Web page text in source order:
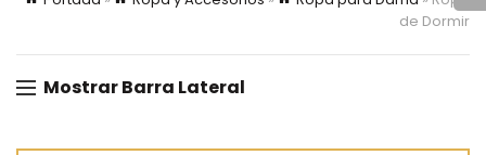
de Dormir
Mostrar Barra Lateral